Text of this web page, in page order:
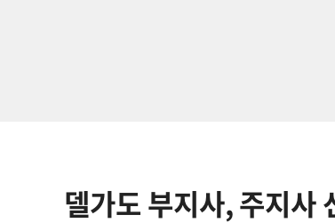
델가도 부지사, 주지사